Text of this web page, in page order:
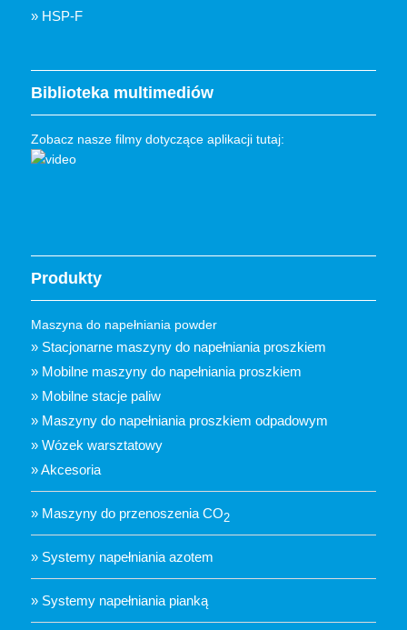
» HSP-F
Biblioteka multimediów
Zobacz nasze filmy dotyczące aplikacji tutaj:
Produkty
Maszyna do napełniania powder
» Stacjonarne maszyny do napełniania proszkiem
» Mobilne maszyny do napełniania proszkiem
» Mobilne stacje paliw
» Maszyny do napełniania proszkiem odpadowym
» Wózek warsztatowy
» Akcesoria
» Maszyny do przenoszenia CO2
» Systemy napełniania azotem
» Systemy napełniania pianką